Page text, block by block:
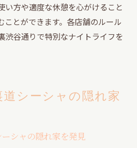
い方や適度な休憩を心がけること
ことができます。各店舗のルール
渋谷通りで特別なナイトライフを
シーシャの隠れ家
シャの隠れ家を発見